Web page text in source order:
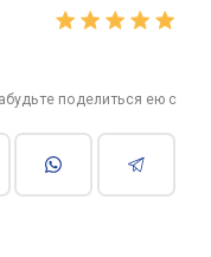
поделиться ею с